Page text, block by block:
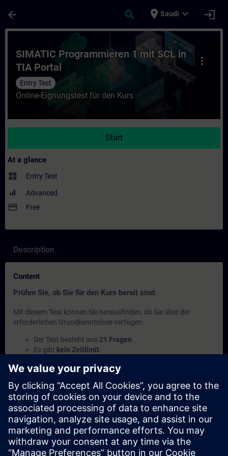
arrow_back search place Saudi expand_more login
Course - SIMATIC Programmieren 1 mit
more_vert
SIMATIC Programmieren 1 mit SCL in
TIA Portal
Entry Test
Online-Eignungstest für den Kurs
Start
At a glance
widgets Entry Test
Advanced
payment Free
Description
Content
Prüfen Sie, ob Sie für den Kurs bereit sind:
Mit diesem Test können Sie herausfinden, ob Sie über die
erforderlichen Grundkenntnisse verfügen.
Der Test besteht aus 21 Fragen
Es gibt kein Zeitlimit
sind Sie bereit für den Kurs.
Wenn Sie
weniger als 70%
erreichen, empfehlen wir Ihnen,
den Kurs SIMATIC Programmieren 1 in TIA Portal (TIA-
PRO1) zu besuchen, um Ihre Grundlagen zu vertiefen.
This content is part of
Learning Paths